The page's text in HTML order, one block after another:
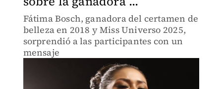
Fátima Bosch, ganadora del certamen de
belleza en 2018 y Miss Universo 2025,
sorprendió a las participantes con un
mensaje